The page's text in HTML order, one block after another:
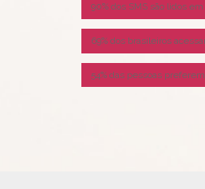
90% dos SMS são lidos
69% dos brasileiros
54% das pessoas